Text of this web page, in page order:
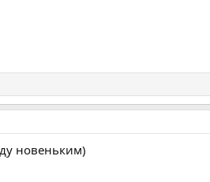
новеньким)